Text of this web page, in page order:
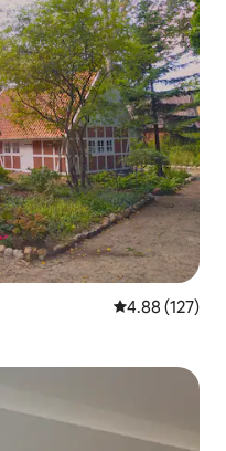
คะแนนเฉลี่ย
4.88 (127)